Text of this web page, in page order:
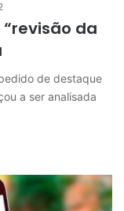
da
de destaque
a ser analisada